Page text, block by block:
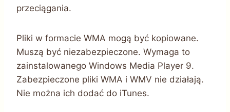
przeciągania.
Pliki w formacie WMA mogą być kopiowane.
Muszą być niezabezpieczone. Wymaga to
zainstalowanego Windows Media Player 9.
Zabezpieczone pliki WMA i WMV nie działają.
Nie można ich dodać do iTunes.